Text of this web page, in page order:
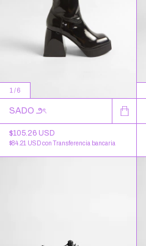
1 /6
SADO ౨ৎ
$105.26 USD
$84.21 USDcon Transferencia bancaria